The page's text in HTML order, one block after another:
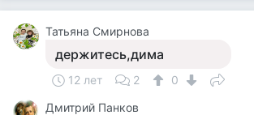
Татьяна Смирнова
держитесь,дима
12 лет 2
0
Дмитрий Панков